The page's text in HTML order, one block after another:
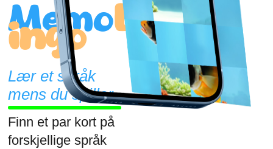
MemoL
ingo
Lær et språk
mens du spiller
Finn et par kort på
forskjellige språk